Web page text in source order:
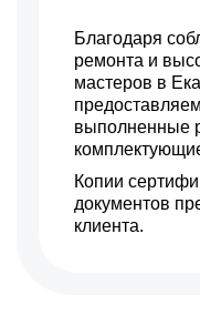
Благодаря
ремонта и
мастеров в
выполненные
Копии
документов
клиента.